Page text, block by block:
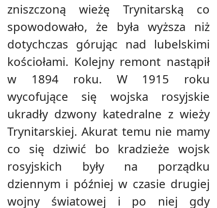
zniszczoną wieżę Trynitarską co
spowodowało, że była wyższa niż
dotychczas górując nad lubelskimi
kościołami. Kolejny remont nastąpił
w 1894 roku. W 1915 roku
wycofujące się wojska rosyjskie
ukradły dzwony katedralne z wieży
Trynitarskiej. Akurat temu nie mamy
co się dziwić bo kradzieże wojsk
rosyjskich były na porządku
dziennym i później w czasie drugiej
wojny światowej i po niej gdy